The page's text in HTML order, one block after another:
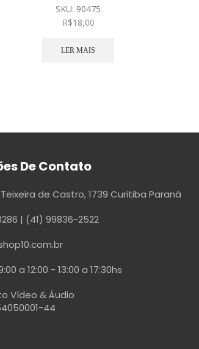
SKU: 90475
R$18,00
LER MAIS
De Contato
de Castro, 1739 Curitiba Paraná
| (41) 99836-2522
a 12:00 - 13:00 a 17:30hs
Vídeo & Áudio
44